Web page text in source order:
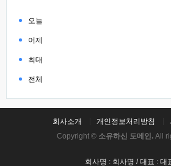
오늘
어제
최대
전체
회사소개 개인정보처리방침
Copyright © 소유하신 도메인. All
회사명 : 회사명 / 대표 : 대